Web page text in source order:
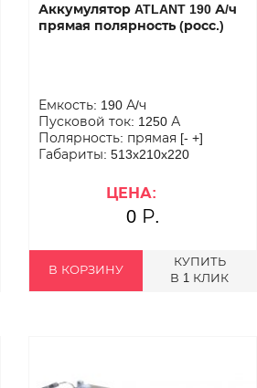
Аккумулятор ATLANT 190 А/ч
прямая полярность (росс.)
Емкость: 190 А/ч
Пусковой ток: 1250 А
Полярность: прямая [- +]
Габариты: 513x210x220
ЦЕНА:
0 Р.
В КОРЗИНУ
КУПИТЬ
В 1 КЛИК